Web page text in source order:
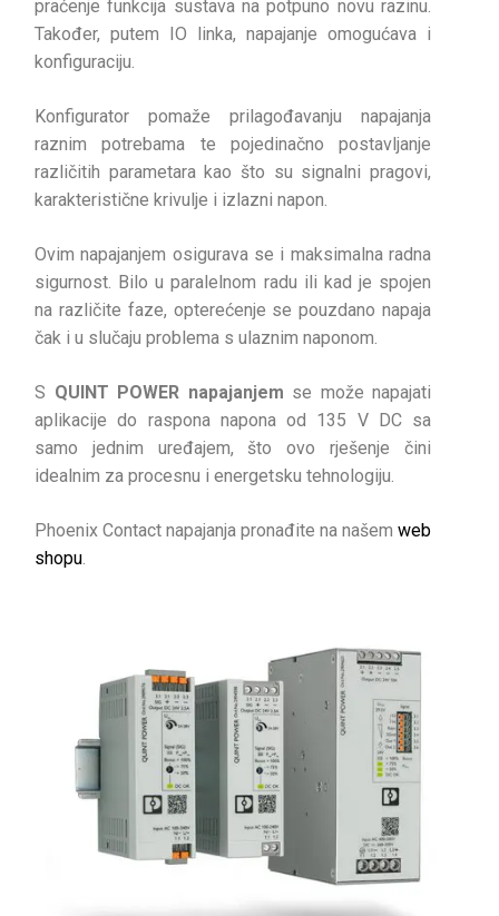
praćenje funkcija sustava na potpuno novu razinu.
Također, putem IO linka, napajanje omogućava i
konfiguraciju.
Konfigurator pomaže prilagođavanju napajanja
raznim potrebama te pojedinačno postavljanje
različitih parametara kao što su signalni pragovi,
karakteristične krivulje i izlazni napon.
Ovim napajanjem osigurava se i maksimalna radna
sigurnost. Bilo u paralelnom radu ili kad je spojen
na različite faze, opterećenje se pouzdano napaja
čak i u slučaju problema s ulaznim naponom.
S QUINT POWER napajanjem se može napajati
aplikacije do raspona napona od 135 V DC sa
samo jednim uređajem, što ovo rješenje čini
idealnim za procesnu i energetsku tehnologiju.
Phoenix Contact napajanja pronađite na našem web
shopu.